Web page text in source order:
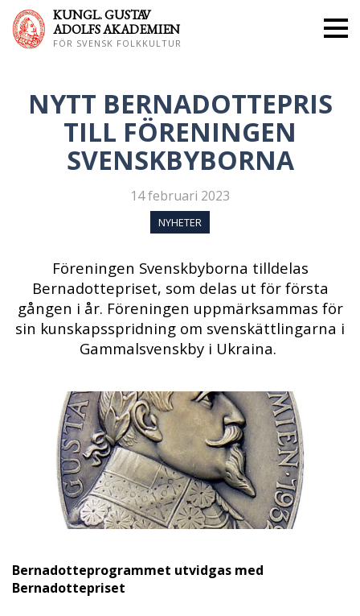
KUNGL. GUSTAV
ADOLFS AKADEMIEN
FÖR SVENSK FOLKKULTUR
NYTT BERNADOTTEPRIS
TILL FÖRENINGEN
SVENSKBYBORNA
14 februari 2023
NYHETER
Föreningen Svenskbyborna tilldelas
Bernadottepriset, som delas ut för första
gången i år. Föreningen uppmärksammas för
sin kunskapsspridning om svenskättlingarna i
Gammalsvenskby i Ukraina.
Bernadotteprogrammet utvidgas med
Bernadottepriset